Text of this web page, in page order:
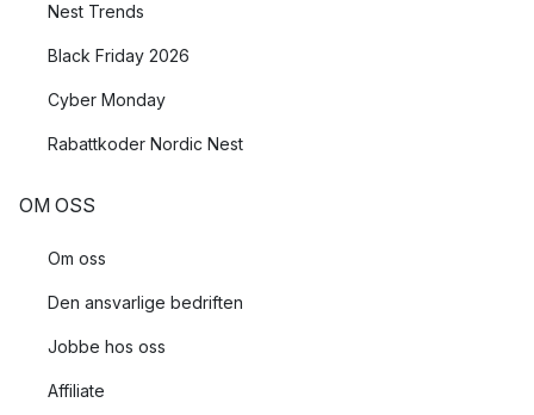
Nest Trends
Black Friday 2026
Cyber Monday
Rabattkoder Nordic Nest
OM OSS
Om oss
Den ansvarlige bedriften
Jobbe hos oss
Affiliate